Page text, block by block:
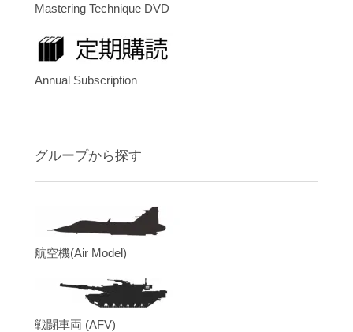
Mastering Technique DVD
Annual Subscription
グループから探す
航空機(Air Model)
戦闘車両 (AFV)